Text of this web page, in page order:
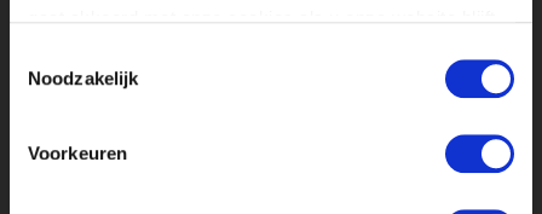
Noodzakelijk
Voorkeuren
WEBREDACTIE STAGE BIJ VPRO CINEMA